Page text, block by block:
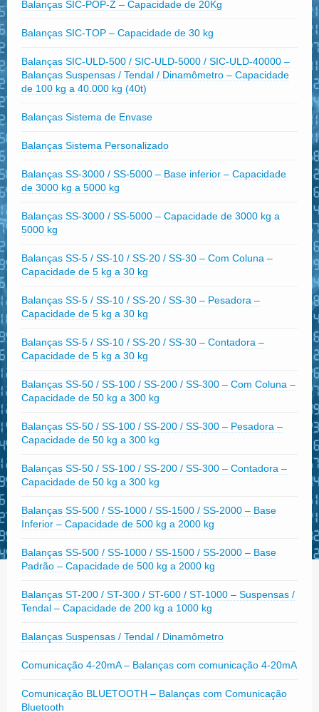
Balanças SIC-POP-Z – Capacidade de 20Kg
Balanças SIC-TOP – Capacidade de 30 kg
Balanças SIC-ULD-500 / SIC-ULD-5000 / SIC-ULD-40000 –
Balanças Suspensas / Tendal / Dinamômetro – Capacidade
de 100 kg a 40.000 kg (40t)
Balanças Sistema de Envase
Balanças Sistema Personalizado
Balanças SS-3000 / SS-5000 – Base inferior – Capacidade
de 3000 kg a 5000 kg
Balanças SS-3000 / SS-5000 – Capacidade de 3000 kg a
5000 kg
Balanças SS-5 / SS-10 / SS-20 / SS-30 – Com Coluna –
Capacidade de 5 kg a 30 kg
Balanças SS-5 / SS-10 / SS-20 / SS-30 – Pesadora –
Capacidade de 5 kg a 30 kg
Balanças SS-5 / SS-10 / SS-20 / SS-30 – Contadora –
Capacidade de 5 kg a 30 kg
Balanças SS-50 / SS-100 / SS-200 / SS-300 – Com Coluna –
Capacidade de 50 kg a 300 kg
Balanças SS-50 / SS-100 / SS-200 / SS-300 – Pesadora –
Capacidade de 50 kg a 300 kg
Balanças SS-50 / SS-100 / SS-200 / SS-300 – Contadora –
Capacidade de 50 kg a 300 kg
Balanças SS-500 / SS-1000 / SS-1500 / SS-2000 – Base
Inferior – Capacidade de 500 kg a 2000 kg
Balanças SS-500 / SS-1000 / SS-1500 / SS-2000 – Base
Padrão – Capacidade de 500 kg a 2000 kg
Balanças ST-200 / ST-300 / ST-600 / ST-1000 – Suspensas /
Tendal – Capacidade de 200 kg a 1000 kg
Balanças Suspensas / Tendal / Dinamômetro
Comunicação 4-20mA – Balanças com comunicação 4-20mA
Comunicação BLUETOOTH – Balanças com Comunicação
Bluetooth